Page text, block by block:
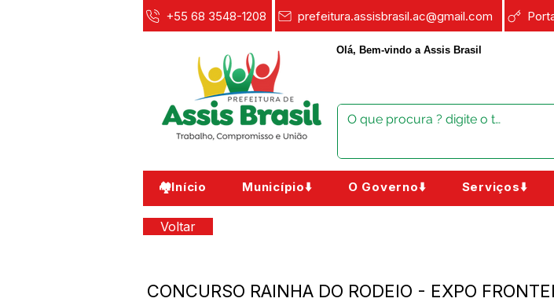
+55 68 3548-1208 prefeitura.assisbrasil.ac@gmail.com
Olá, Bem-vindo a Assis Brasil
🏘️Início Município⬇️ O Governo⬇️ Serviços⬇️
Voltar
CONCURSO RAINHA DO RODEIO - EXPO